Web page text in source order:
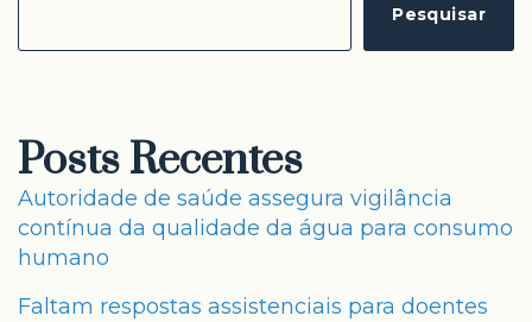
Pesquisar
Posts Recentes
Autoridade de saúde assegura vigilância
contínua da qualidade da água para consumo
humano
Faltam respostas assistenciais para doentes